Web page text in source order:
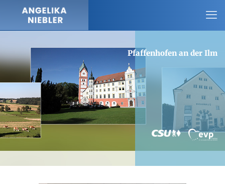
Pfaffenhofen an der Ilm